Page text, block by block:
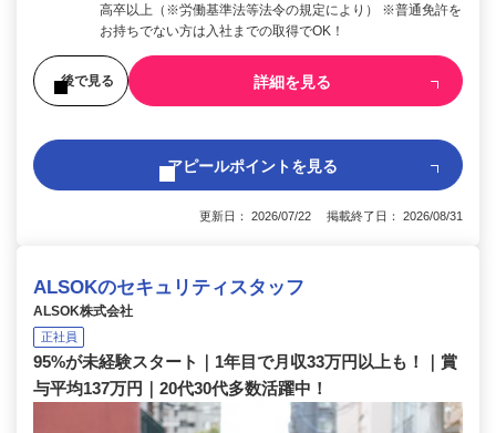
高卒以上（※労働基準法等法令の規定により） ※普通免許を
お持ちでない方は入社までの取得でOK！
後で見る 詳細を見る
アピールポイントを見る
更新日： 2026/07/22 掲載終了日： 2026/08/31
ALSOKのセキュリティスタッフ
ALSOK株式会社
正社員
95%が未経験スタート｜1年目で月収33万円以上も！｜賞
与平均137万円｜20代30代多数活躍中！